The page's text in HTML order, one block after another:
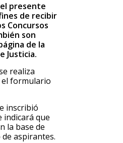
presente
de recibir
Concursos
son
de la
Justicia.
realiza
formulario
inscribió
indicará que
la base de
aspirantes.